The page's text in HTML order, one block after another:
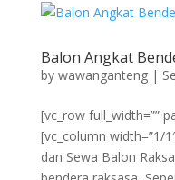
Balon Angkat
by wawanganteng|
[vc_row full_width=””
[vc_column width=”1/
dan Sewa Balon